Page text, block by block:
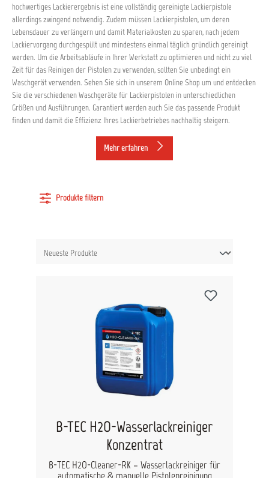
hochwertiges Lackierergebnis ist eine vollständig gereinigte Lackierpistole
allerdings zwingend notwendig. Zudem müssen Lackierpistolen, um deren
Lebensdauer zu verlängern und damit Materialkosten zu sparen, nach jedem
Lackiervorgang durchgespült und mindestens einmal täglich gründlich gereinigt
werden. Um die Arbeitsabläufe in Ihrer Werkstatt zu optimieren und nicht zu viel
Zeit für das Reinigen der Pistolen zu verwenden, sollten Sie unbedingt ein
Waschgerät verwenden. Sehen Sie sich in unserem Online Shop um und entdecken
Sie die verschiedenen Waschgeräte für Lackierpistolen in unterschiedlichen
Größen und Ausführungen. Garantiert werden auch Sie das passende Produkt
finden und damit die Effizienz Ihres Lackierbetriebes nachhaltig steigern.
Mehr erfahren
Produkte filtern
B-TEC H2O-Wasserlackreiniger
Konzentrat
B-TEC H2O-Cleaner-RK – Wasserlackreiniger für
automatische & manuelle Pistolenreinigung